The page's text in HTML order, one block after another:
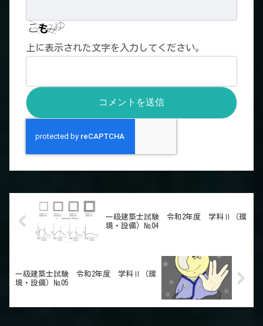
上に表示された文字を入力してください。
一級建築士試験 令和2年度 学科Ⅱ（環
境・設備）№04
一級建築士試験 令和2年度 学科Ⅱ（環
境・設備）№05